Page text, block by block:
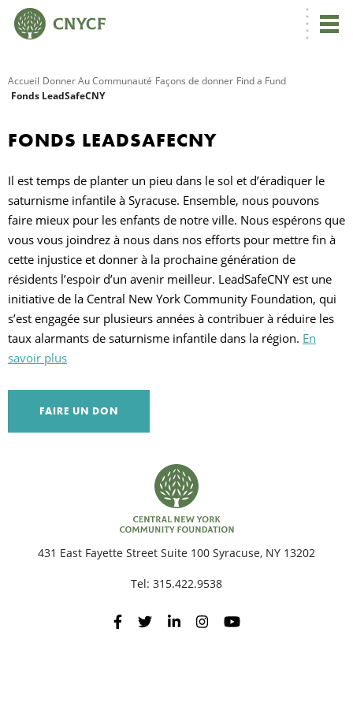
Accueil Donner Au Communauté Façons de donner Find a Fund
Fonds LeadSafeCNY
FONDS LEADSAFECNY
Il est temps de planter un pieu dans le sol et d’éradiquer le
saturnisme infantile à Syracuse. Ensemble, nous pouvons
faire mieux pour les enfants de notre ville. Nous espérons que
vous vous joindrez à nous dans nos efforts pour mettre fin à
cette injustice et donner à la prochaine génération de
résidents l’espoir d’un avenir meilleur. LeadSafeCNY est une
initiative de la Central New York Community Foundation, qui
s’est engagée sur plusieurs années à contribuer à réduire les
taux alarmants de saturnisme infantile dans la région. En
savoir plus
FAIRE UN DON
431 East Fayette Street Suite 100 Syracuse, NY 13202
Tel: 315.422.9538